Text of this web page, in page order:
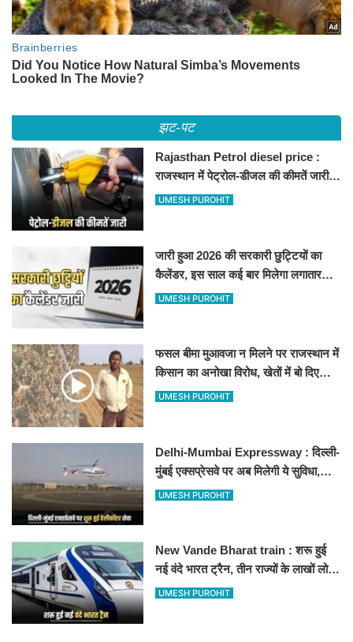
झट-पट
Rajasthan Petrol diesel price :
राजस्थान में पेट्रोल-डीजल की कीमतें जारी,
जानिए बीकानेर समेत पुरे प्रदेश में नए रेट
UMESH PUROHIT
जारी हुआ 2026 की सरकारी छुट्टियों का
कैलेंडर, इस साल कई बार मिलेगा लगातार
अवकाश, देखें
UMESH PUROHIT
फसल बीमा मुआवजा न मिलने पर राजस्थान में
किसान का अनोखा विरोध, खेतों में बो दिए
500-500 रुपए के नोट, वीडियो वायरल
UMESH PUROHIT
Delhi-Mumbai Expressway : दिल्ली-
मुंबई एक्सप्रेसवे पर अब मिलेगी ये सुविधा,
हेलीकॉप्टर सर्विस से तुरंत घायल पहुंचेगा
UMESH PUROHIT
New Vande Bharat train : शरू हुई
नई वंदे भारत ट्रैन, तीन राज्यों के लाखों लोगों
का सफर होगा आसान, देखें पूरा रूटमैप
UMESH PUROHIT